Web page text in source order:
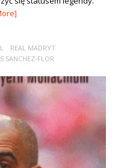
REAL MADRYT
SANCHEZ-FLOR